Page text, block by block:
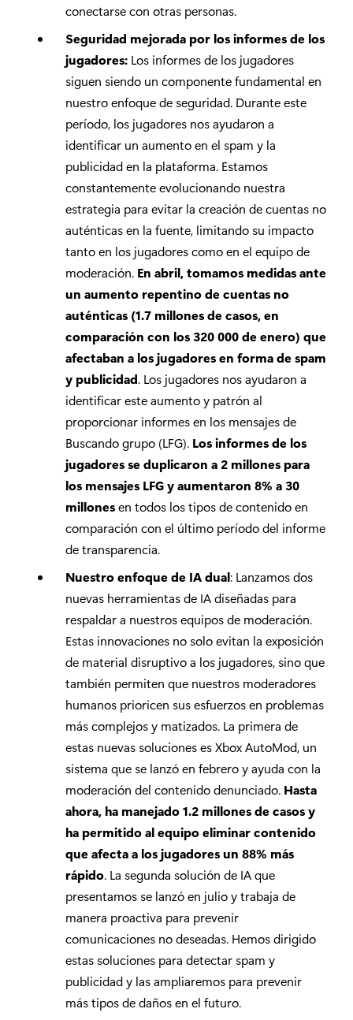
conectarse con otras personas.
Seguridad mejorada por los informes de los
jugadores:Los informes de los jugadores
siguen siendo un componente fundamental en
nuestro enfoque de seguridad. Durante este
período, los jugadores nos ayudaron a
identificar un aumento en el spam y la
publicidad en la plataforma. Estamos
constantemente evolucionando nuestra
estrategia para evitar la creación de cuentas no
auténticas en la fuente, limitando su impacto
tanto en los jugadores como en el equipo de
moderación. En abril, tomamos medidas ante
un aumento repentino de cuentas no
auténticas (1.7 millones de casos, en
comparación con los 320 000 de enero) que
afectaban a los jugadores en forma de spam
y publicidad. Los jugadores nos ayudaron a
identificar este aumento y patrón al
proporcionar informes en los mensajes de
Buscando grupo (LFG). Los informes de los
jugadores se duplicaron a 2 millones para
los mensajes LFG y aumentaron 8% a 30
millonesen todos los tipos de contenido en
comparación con el último período del informe
de transparencia.
Nuestro enfoque de IA dual: Lanzamos dos
nuevas herramientas de IA diseñadas para
respaldar a nuestros equipos de moderación.
Estas innovaciones no solo evitan la exposición
de material disruptivo a los jugadores, sino que
también permiten que nuestros moderadores
humanos prioricen sus esfuerzos en problemas
más complejos y matizados. La primera de
estas nuevas soluciones es Xbox AutoMod, un
sistema que se lanzó en febrero y ayuda con la
moderación del contenido denunciado. Hasta
ahora, ha manejado 1.2 millones de casos y
ha permitido al equipo eliminar contenido
que afecta a los jugadores un 88% más
rápido. La segunda solución de IA que
presentamos se lanzó en julio y trabaja de
manera proactiva para prevenir
comunicaciones no deseadas. Hemos dirigido
estas soluciones para detectar spam y
publicidad y las ampliaremos para prevenir
más tipos de daños en el futuro.